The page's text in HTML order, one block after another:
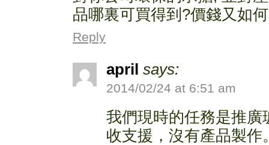
品哪裏可買得到?價錢又如
Reply
april says:
2014/02/24 at 6:51 am
我們現時的任務是推
收支援，沒有產品製作